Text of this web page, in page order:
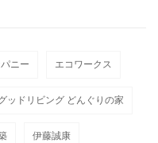
ニー エコワークス
ッドリビング どんぐりの家
伊藤誠康